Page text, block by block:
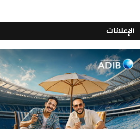
الإعلانات